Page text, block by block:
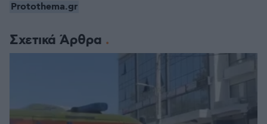
Σχετικά Άρθρα
Protothema.gr